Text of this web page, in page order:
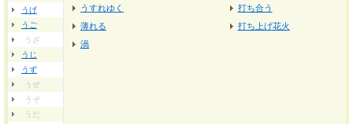
うげ
うご
うざ
うじ
うず
うぜ
うぞ
うだ
うすれゆく
薄れる
渦
打ち合う
打ち上げ花火